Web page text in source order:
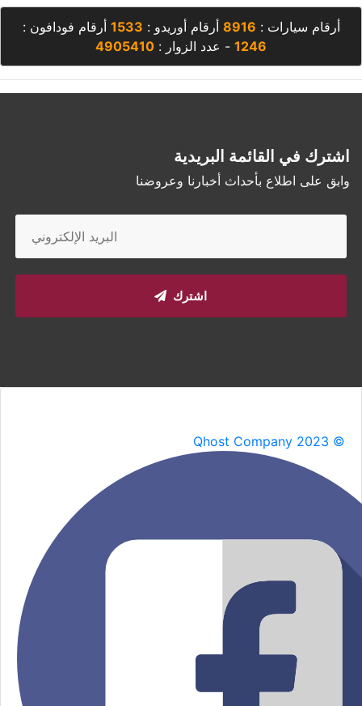
أرقام سيارات : 8916 أرقام أوريدو : 1533 أرقام فودافون :
1246 - عدد الزوار : 4905410
اشترك في القائمة البريدية
وابق على اطلاع بأحداث أخبارنا وعروضنا
اشترك
Qhost Company 2023 ©